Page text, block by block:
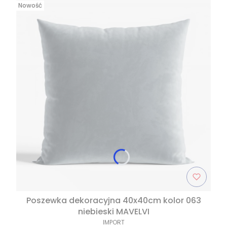
Nowość
Poszewka dekoracyjna 40x40cm kolor 063
niebieski MAVELVI
IMPORT